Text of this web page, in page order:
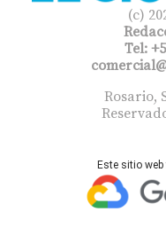
(c)
Tel:
Rosario,
Este sitio